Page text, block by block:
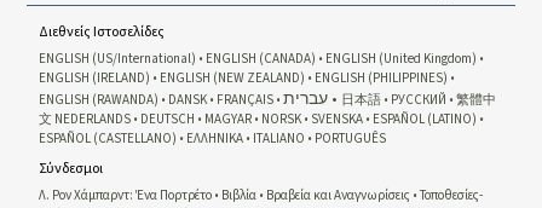
Διεθνείς Ιστοσελίδες
ENGLISH (US/International) ENGLISH (CANADA)
ENGLISH (United Kingdom)
ENGLISH (IRELAND)
ENGLISH (NEW ZEALAND)
ENGLISH (PHILIPPINES)
ENGLISH (RAWANDA)
DANSK FRANÇAIS עברית 日本語 РУССКИЙ
繁體中
文 NEDERLANDS DEUTSCH MAGYAR NORSK SVENSKA ESPAÑOL (LATINO)
ESPAÑOL (CASTELLANO)
ΕΛΛΗΝΙΚA ITALIANO PORTUGUÊS
Σύνδεσμοι
Λ. Ρον Χάμπαρντ: Ένα Πορτρέτο Βιβλία Βραβεία και Αναγνωρίσεις
Τοποθεσίες-